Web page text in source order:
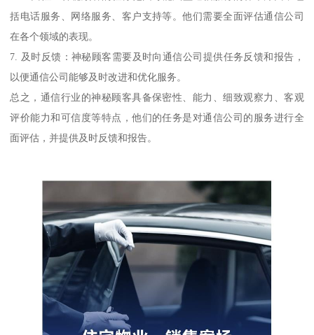
括电话服务、网络服务、客户支持等。他们需要全面评估通信公司
在各个领域的表现。
7. 及时反馈：神秘顾客需要及时向通信公司提供任务反馈和报告，
以便通信公司能够及时改进和优化服务。
总之，通信行业的神秘顾客具备保密性、能力、细致观察力、客观
评价能力和可信度等特点，他们的任务是对通信公司的服务进行全
面评估，并提供及时反馈和报告。